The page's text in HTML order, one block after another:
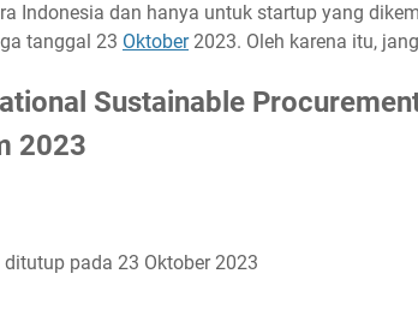
Indonesia dan hanya untuk startup yang
tanggal 23 Oktober2023. Oleh karena itu,
Sustainable
2023
pada 23 Oktober 2023